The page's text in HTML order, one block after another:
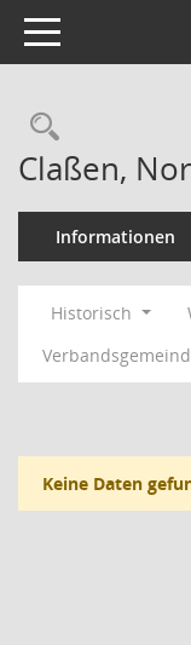
Toggle navigation
Claßen,
Informationen
Historisch
Keine Daten